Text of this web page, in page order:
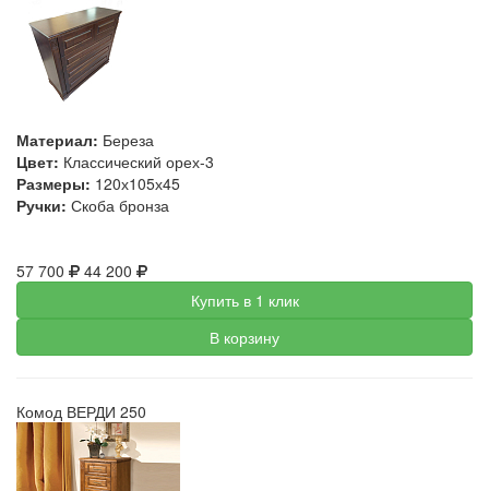
Материал: Береза
Цвет: Классический орех-3
Размеры: 120х105х45
Ручки: Скоба бронза
57 700
44 200
Купить в 1 клик
В корзину
Комод ВЕРДИ 250